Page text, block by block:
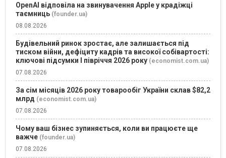
OpenAI відповіла на звинувачення Apple у крадіжці
таємниць (founder.ua)
08.08.2026
Будівельний ринок зростає, але залишається під
тиском війни, дефіциту кадрів та високої собівартості:
ключові підсумки І півріччя 2026 року (economist.com.ua)
07.08.2026
За сім місяців 2026 року товарообіг України склав $82,2
млрд (economist.com.ua)
07.08.2026
Чому ваш бізнес зупиняється, коли ви працюєте ще
важче (founder.ua)
07.08.2026